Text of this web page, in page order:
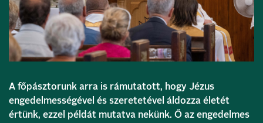
A főpásztorunk arra is rámutatott, hogy Jézus
engedelmességével és szeretetével áldozza életét
értünk, ezzel példát mutatva nekünk. Ő az engedelmes